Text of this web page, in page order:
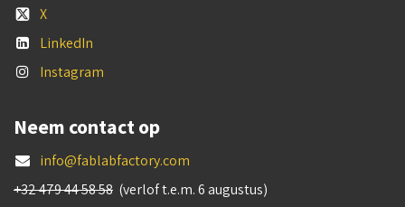
X
LinkedIn
Instagram
Neem contact op
info@fablabfactory.com
+32 479 44 58 58 (verlof t.e.m. 6 augustus)